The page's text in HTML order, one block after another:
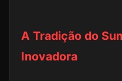
A Tradição do
Inovadora